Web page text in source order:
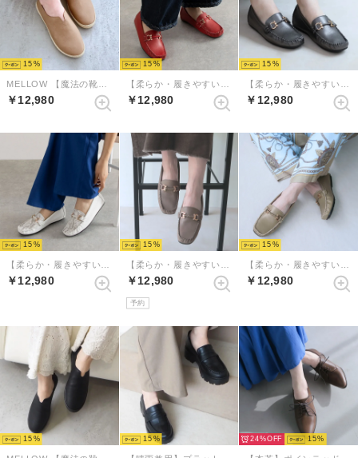
15
￥12,980
15
￥12,980
15
￥12,980
15
￥12,980
15
￥12,980
予約
15
￥12,980
15 15 24% 15